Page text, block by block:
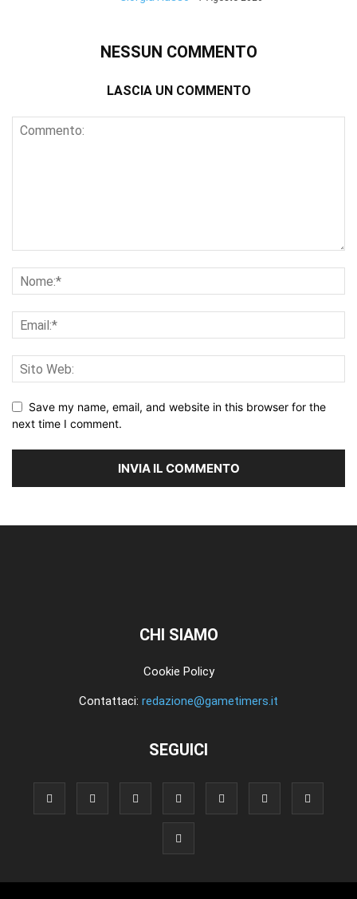
NESSUN COMMENTO
LASCIA UN COMMENTO
Save my name, email, and website in this browser for the
next time I comment.
CHI SIAMO
Cookie Policy
Contattaci: redazione@gametimers.it
SEGUICI